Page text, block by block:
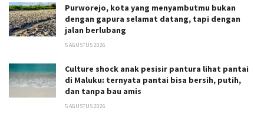
Purworejo, kota yang menyambutmu bukan
dengan gapura selamat datang, tapi dengan
jalan berlubang
5 AGUSTUS 2026
Culture shock anak pesisir pantura lihat pantai
di Maluku: ternyata pantai bisa bersih, putih,
dan tanpa bau amis
5 AGUSTUS 2026